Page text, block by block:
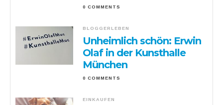
0 COMMENTS
BLOGGERLEBEN
Unheimlich schön: Erwin
Olaf in der Kunsthalle
München
0 COMMENTS
EINKAUFEN